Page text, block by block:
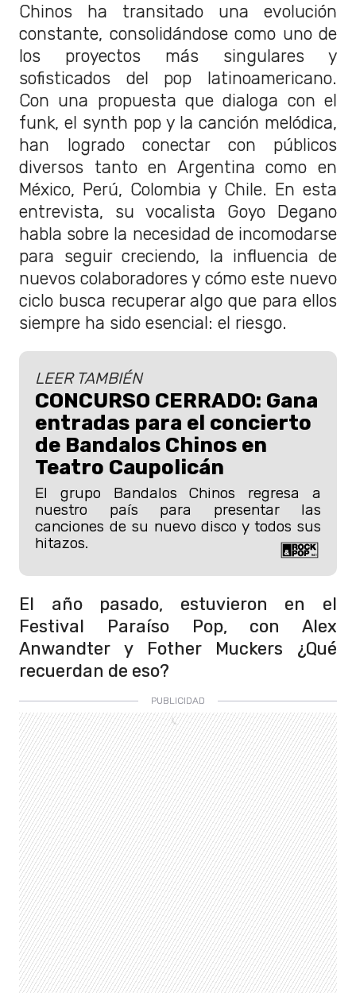
Chinos ha transitado una evolución
constante, consolidándose como uno de
los proyectos más singulares y
sofisticados del pop latinoamericano.
Con una propuesta que dialoga con el
funk, el synth pop y la canción melódica,
han logrado conectar con públicos
diversos tanto en Argentina como en
México, Perú, Colombia y Chile. En esta
entrevista, su vocalista Goyo Degano
habla sobre la necesidad de incomodarse
para seguir creciendo, la influencia de
nuevos colaboradores y cómo este nuevo
ciclo busca recuperar algo que para ellos
siempre ha sido esencial: el riesgo.
LEER TAMBIÉN
CONCURSO CERRADO: Gana
entradas para el concierto
de Bandalos Chinos en
Teatro Caupolicán
El grupo Bandalos Chinos regresa a
nuestro país para presentar las
canciones de su nuevo disco y todos sus
hitazos.
El año pasado, estuvieron en el
Festival Paraíso Pop, con Alex
Anwandter y Fother Muckers ¿Qué
recuerdan de eso?